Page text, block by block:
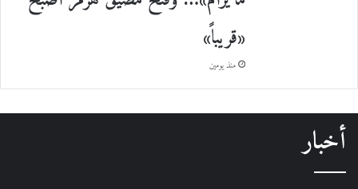
«قريباً»
منذ يومين
أخبار